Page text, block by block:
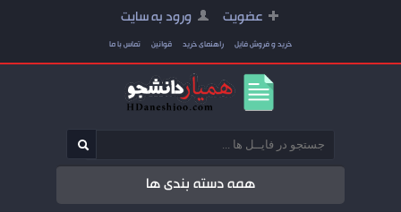
عضویت ورود به سایت
خرید و فروش فایل راهنمای خرید قوانین تماس با ما
همه دسته بندی ها